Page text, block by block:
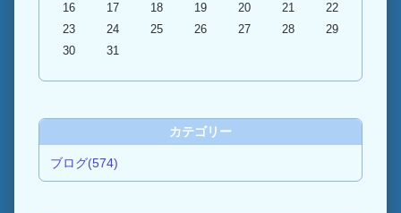
16
17 18 19 20 21
22
23
24 25 26 27 28
29
30
31
カテゴリー
ブログ(574)